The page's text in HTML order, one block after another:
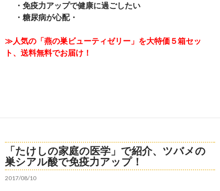
・免疫力アップで健康に過ごしたい
・糖尿病が心配・
≫人気の「燕の巣ビューティゼリー」を大特価５箱セッ
ト、送料無料でお届け！
「たけしの家庭の医学」で紹介、ツバメの
巣シアル酸で免疫力アップ！
2017/08/10